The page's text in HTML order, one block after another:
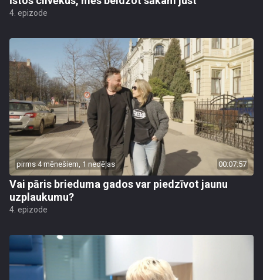
4. epizode
pirms 4 mēnešiem, 1 nedēļas 00:07:57
Vai pāris brieduma gados var piedzīvot jaunu
uzplaukumu?
4. epizode